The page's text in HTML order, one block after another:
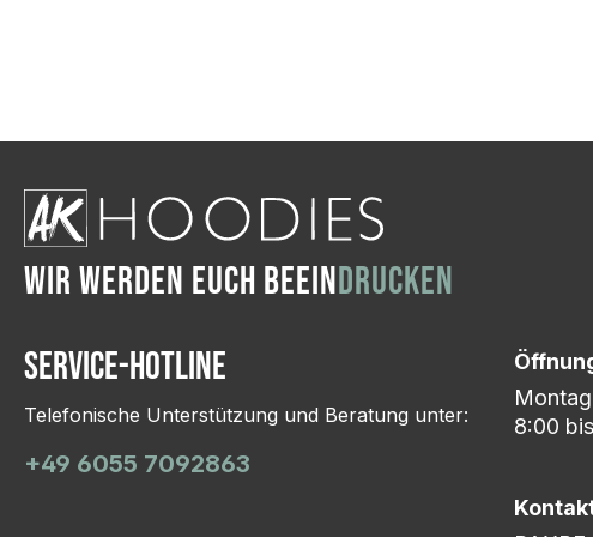
Hasselroth und einem
Wir ändern das Motiv so
WIR WERDEN EUCH BEEINDRUCKEN
Service-Hotline
Telefonische Unterstützung und Beratung unter:
+49 6055 7092863
8:00